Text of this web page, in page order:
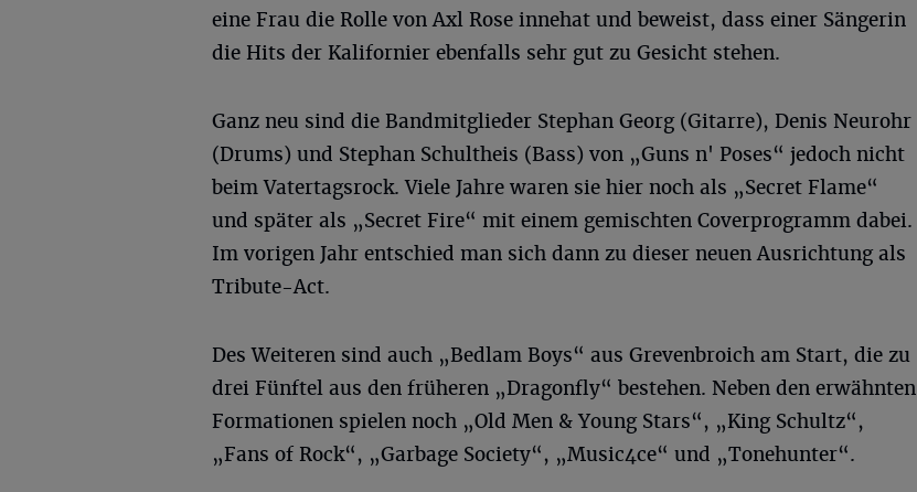
eine Frau die Rolle von Axl Rose innehat und beweist, dass einer Sängerin
die Hits der Kalifornier ebenfalls sehr gut zu Gesicht stehen.
Ganz neu sind die Bandmitglieder Stephan Georg (Gitarre), Denis Neurohr
(Drums) und Stephan Schultheis (Bass) von „Guns n' Poses“ jedoch nicht
beim Vatertagsrock. Viele Jahre waren sie hier noch als „Secret Flame“
und später als „Secret Fire“ mit einem gemischten Coverprogramm dabei.
Im vorigen Jahr entschied man sich dann zu dieser neuen Ausrichtung als
Tribute-Act.
Des Weiteren sind auch „Bedlam Boys“ aus Grevenbroich am Start, die zu
drei Fünftel aus den früheren „Dragonfly“ bestehen. Neben den erwähnten
Formationen spielen noch „Old Men & Young Stars“, „King Schultz“,
„Fans of Rock“, „Garbage Society“, „Music4ce“ und „Tonehunter“.